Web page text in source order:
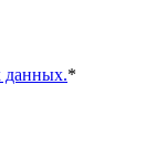
данных.*